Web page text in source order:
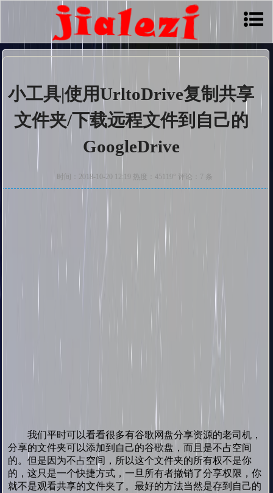
小工具|使用UrltoDrive复制共享
文件夹/下载远程文件到自己的
GoogleDrive
时间：2018-10-20 12:19 热度：45119° 评论：7 条
我们平时可以看看很多有谷歌网盘分享资源的老司机，
分享的文件夹可以添加到自己的谷歌盘，而且是不占空间
的。但是因为不占空间，所以这个文件夹的所有权不是你
的，这只是一个快捷方式，一旦所有者撤销了分享权限，你
就不是观看共享的文件夹了。最好的方法当然是存到自己的